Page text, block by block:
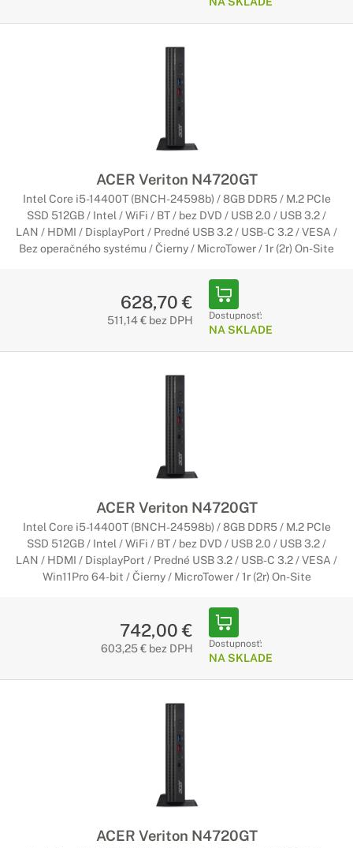
ACER Veriton N4720GT
Intel Core i5-14400T (BNCH-24598b) / 8GB DDR5 / M.2 PCIe
SSD 512GB / Intel / WiFi / BT / bez DVD / USB 2.0 / USB 3.2 /
LAN / HDMI / DisplayPort / Predné USB 3.2 / USB-C 3.2 / VESA /
Bez operačného systému / Čierny / MicroTower / 1r (2r) On-Site
628,70 €
511,14 € bez DPH Dostupnosť:
NA SKLADE
ACER Veriton N4720GT
Intel Core i5-14400T (BNCH-24598b) / 8GB DDR5 / M.2 PCIe
SSD 512GB / Intel / WiFi / BT / bez DVD / USB 2.0 / USB 3.2 /
LAN / HDMI / DisplayPort / Predné USB 3.2 / USB-C 3.2 / VESA /
Win11Pro 64-bit / Čierny / MicroTower / 1r (2r) On-Site
742,00 €
603,25 € bez DPH Dostupnosť:
NA SKLADE
ACER Veriton N4720GT